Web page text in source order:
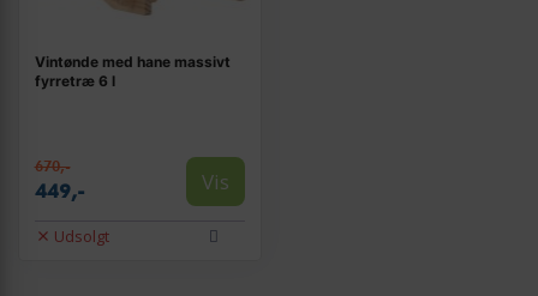
Vintønde med hane massivt
fyrretræ 6 l
670,-
449,- Vis
Udsolgt